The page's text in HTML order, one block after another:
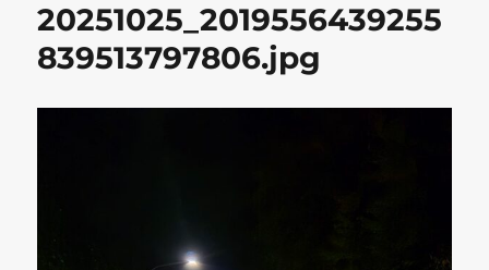
20251025_2019556439255
839513797806.jpg